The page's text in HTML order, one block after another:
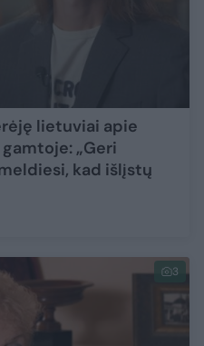
lietuviai apie
„Geri
kad išlįstų
3